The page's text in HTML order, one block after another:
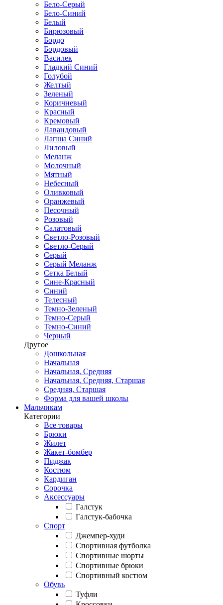
Бело-Серый
Бело-Синий
Белый
Бирюзовый
Бордо
Бордовый
Василек
Гладкий Синий
Голубой
Желтый
Зеленый
Коричневый
Красный
Кремовый
Лавандовый
Лапша Синий
Лиловый
Меланж
Молочный
Мятный
Небесный
Оливковый
Оранжевый
Песочный
Розовый
Салатовый
Светло-Розовый
Светло-Серый
Серый
Серый Меланж
Сетка Белый
Сине-Красный
Синий
Телесный
Темно-Зеленый
Темно-Серый
Темно-Синий
Черный
Другое
Дошкольная
Начальная
Начальная, Средняя
Начальная, Средняя, Старшая
Средняя, Старшая
Форма для вашей школы
Мальчикам
Категории
Все товары
Брюки
Жилет
Жакет-бомбер
Пиджак
Костюм
Кардиган
Сорочка
Аксессуары
Галстук
Галстук-бабочка
Спорт
Джемпер-худи
Спортивная футболка
Спортивные шорты
Спортивные брюки
Спортивный костюм
Обувь
Туфли